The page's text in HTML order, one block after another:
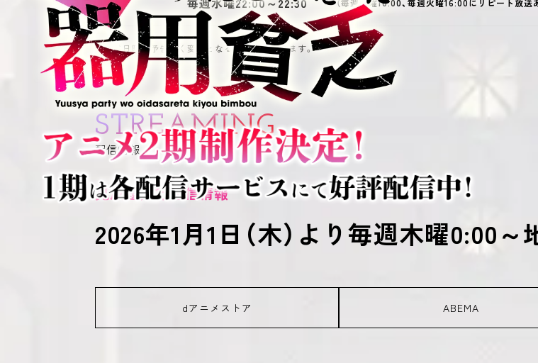
（毎週金曜10:00、毎週火曜16:00にリピート放送
※放送日時は予告なく変更となる場合がございます。
STREAMING
配信情報
見放題先行配信情報
2026年1月1日（木）より毎週木曜0:00
dアニメストア ABEMA